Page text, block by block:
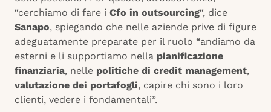
“cerchiamo di fare i Cfo in outsourcing“, dice
Sanapo, spiegando che nelle aziende prive di figure
adeguatamente preparate per il ruolo “andiamo da
esterni e li supportiamo nella pianificazione
finanziaria, nelle politiche di credit management,
valutazione dei portafogli, capire chi sono i loro
clienti, vedere i fondamentali”.